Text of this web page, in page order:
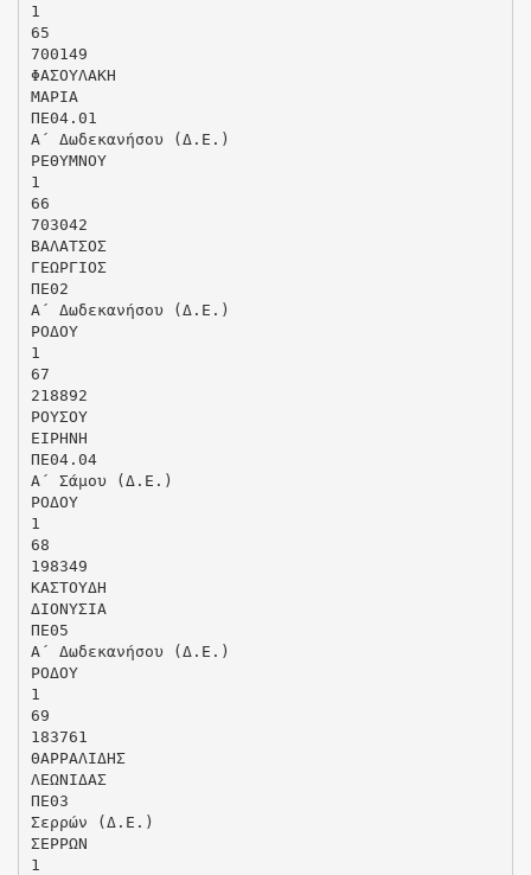
1
65
700149
ΦΑΣΟΥΛΑΚΗ
ΜΑΡΙΑ
ΠΕ04.01
Α΄ Δωδεκανήσου (Δ.Ε.)
ΡΕΘΥΜΝΟΥ
1
66
703042
ΒΑΛΑΤΣΟΣ
ΓΕΩΡΓΙΟΣ
ΠΕ02
Α΄ Δωδεκανήσου (Δ.Ε.)
ΡΟΔΟΥ
1
67
218892
ΡΟΥΣΟΥ
ΕΙΡΗΝΗ
ΠΕ04.04
Α΄ Σάμου (Δ.Ε.)
ΡΟΔΟΥ
1
68
198349
ΚΑΣΤΟΥΔΗ
ΔΙΟΝΥΣΙΑ
ΠΕ05
Α΄ Δωδεκανήσου (Δ.Ε.)
ΡΟΔΟΥ
1
69
183761
ΘΑΡΡΑΛΙΔΗΣ
ΛΕΩΝΙΔΑΣ
ΠΕ03
Σερρών (Δ.Ε.)
ΣΕΡΡΩΝ
1